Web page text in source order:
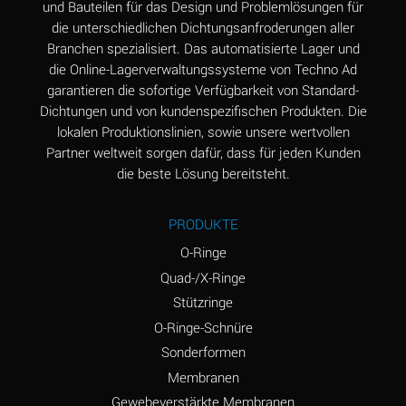
Aluminum Phosphate
(Aqueous)
A
Aluminum Sulfate
(Aqueous)
A
Ammonia Anhydrous
Ammonia Gas (cold)
A
Ammonium Carbonate
Ammonium Chloride
Ammonium Hydroxide
D
und Bauteilen für das Design und Problemlösungen für
die unterschiedlichen Dichtungsanfroderungen aller
Branchen spezialisiert. Das automatisierte Lager und
die Online-Lagerverwaltungssysteme von Techno Ad
garantieren die sofortige Verfügbarkeit von Standard-
Dichtungen und von kundenspezifischen Produkten. Die
lokalen Produktionslinien, sowie unsere wertvollen
Partner weltweit sorgen dafür, dass für jeden Kunden
die beste Lösung bereitsteht.
PRODUKTE
O-Ringe
Quad-/X-Ringe
Stützringe
O-Ringe-Schnüre
Sonderformen
Membranen
Gewebeverstärkte Membranen